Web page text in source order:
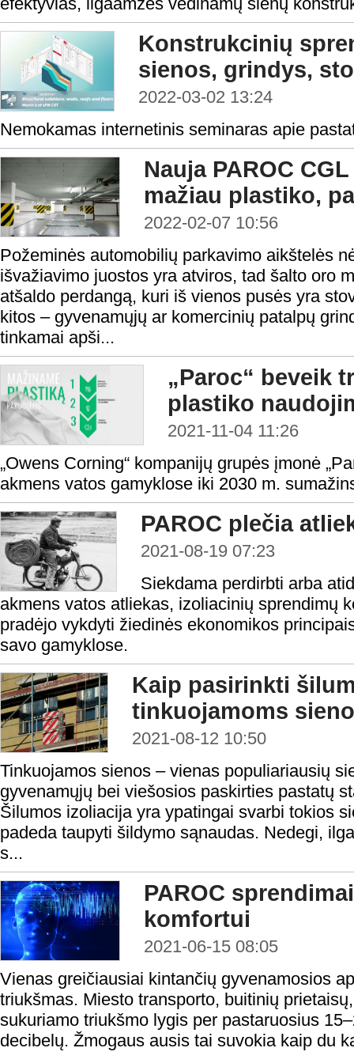
Konstrukcinių
sienos, grindys,
2022-03-02 13:24
Nemokamas internetinis seminaras apie
Nauja PAROC
mažiau plastiko,
2022-02-07 10:56
Požeminės automobilių parkavimo aikštelės
išvažiavimo juostos yra atviros, tad šalto oro
atšaldo perdangą, kuri iš vienos pusės yra
kitos – gyvenamųjų ar komercinių patalpų
tinkamai apši...
„Paroc“ beveik
plastiko
2021-11-04 11:26
„Owens Corning“ kompanijų grupės įmonė
akmens vatos gamyklose iki 2030 m.
PAROC plečia
2021-08-19 07:23
Siekdama perdirbti arba
akmens vatos atliekas, izoliacinių sprendimų
pradėjo vykdyti žiedinės ekonomikos
savo gamyklose.
Kaip pasirinkti
tinkuojamoms
2021-08-12 10:50
Tinkuojamos sienos – vienas populiariausių
gyvenamųjų bei viešosios paskirties pastatų
Šilumos izoliacija yra ypatingai svarbi tokios
padeda taupyti šildymo sąnaudas. Nedegi,
s...
PAROC
komfortui
2021-06-15 08:05
Vienas greičiausiai kintančių gyvenamosios
triukšmas. Miesto transporto, buitinių
sukuriamo triukšmo lygis per pastaruosius
decibelų. Žmogaus ausis tai suvokia kaip du